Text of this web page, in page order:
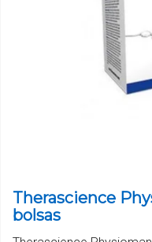
Therascience
bolsas